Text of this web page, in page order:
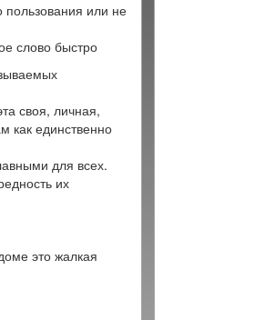
пользования или не
слово быстро
своя, личная,
как единственно
для всех.
их
это жалкая